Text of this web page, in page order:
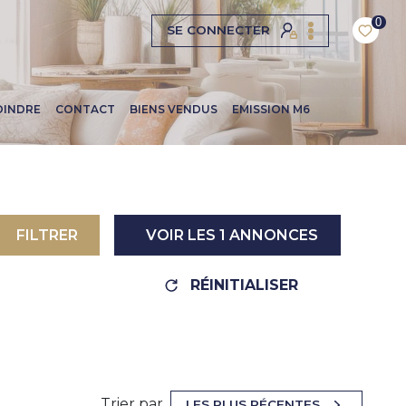
SE CONNECTER
0
CONTACT BIENS VENDUS EMISSION M6
FILTRER VOIR LES 1 ANNONCES
RÉINITIALISER